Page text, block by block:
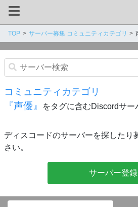
TOP サーバー募集 コミュニティカテゴリ
コミュニティカテゴリ
『声優』
をタグに含むDiscordサー
ディスコードのサーバーを探したり
さい。
サーバー登録